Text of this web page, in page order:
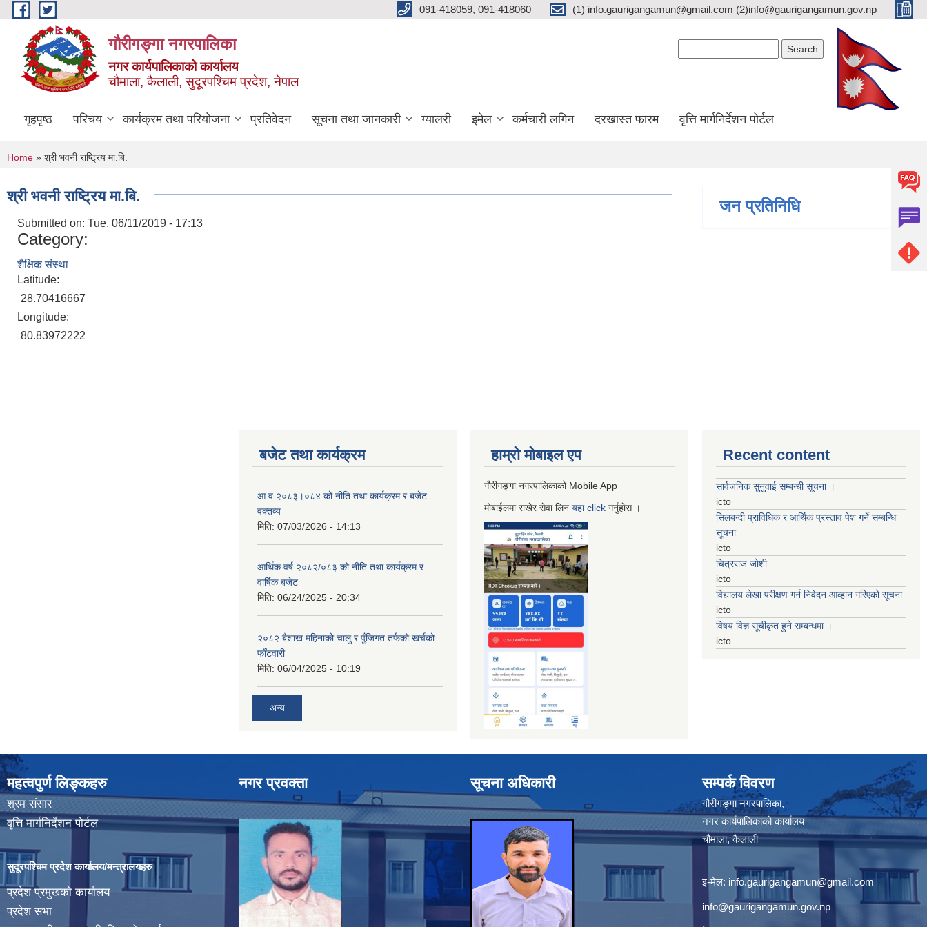
Skip to main content 091-418059, 091-418060 (1) info.gaurigangamun@gmail.com (2)info@gaurigangamun.gov.np
गौरीगङ्गा नगरपालिका
नगर कार्यपालिकाको कार्यालय
चौमाला, कैलाली, सुदूरपश्चिम प्रदेश, नेपाल
गृहपृष्ठ परिचय कार्यक्रम तथा परियोजना प्रतिवेदन सूचना तथा जानकारी ग्यालरी इमेल कर्मचारी लगिन दरखास्त फारम वृत्ति मार्गनिर्देशन पोर्टल
You are here
Home » श्री भवनी राष्ट्रिय मा.बि.
श्री भवनी राष्ट्रिय मा.बि.
Submitted on: Tue, 06/11/2019 - 17:13
Category:
शैक्षिक संस्था
Latitude:
28.70416667
Longitude:
80.83972222
जन प्रतिनिधि
बजेट तथा कार्यक्रम
आ.व.२०८३।०८४ को नीति तथा कार्यक्रम र बजेट
वक्तव्य
मिति: 07/03/2026 - 14:13
आर्थिक वर्ष २०८२/०८३ को नीति तथा कार्यक्रम र
वार्षिक बजेट
मिति: 06/24/2025 - 20:34
२०८२ बैशाख महिनाको चालु र पुँजिगत तर्फको खर्चको
फाँटवारी
मिति: 06/04/2025 - 10:19
अन्य
हाम्रो माेबाइल एप
गौरीगङ्गा नगरपालिकाको Mobile App
मोबाईलमा राखेर सेवा लिन यहाclick गर्नुहाेस ।
Recent content
सार्वजनिक सुनुवाई सम्बन्धी सूचना ।
icto
सिलबन्दी प्राविधिक र आर्थिक प्रस्ताव पेश गर्ने सम्बन्धि
सूचना
icto
चित्रराज जोशी
icto
विद्यालय लेखा परीक्षण गर्न निवेदन आव्हान गरिएको सूचना
icto
विषय विज्ञ सूचीकृत हुने सम्बन्धमा ।
icto
महत्वपुर्ण लिङ्कहरु
श्रम संसार
वृत्ति मार्गनिर्देशन पोर्टल
सुदूरपश्चिम प्रदेश कार्यालय/मन्त्रालयहरु
प्रदेश प्रमुखको कार्यालय
प्रदेश सभा
नगर प्रवक्ता सूचना अधिकारी सम्पर्क विवरण
गौरीगङ्गा नगरपालिका,
नगर कार्यपालिकाको कार्यालय
चौमाला, कैलाली
इ-मेल: info.gaurigangamun@gmail.com
info@gaurigangamun.gov.np